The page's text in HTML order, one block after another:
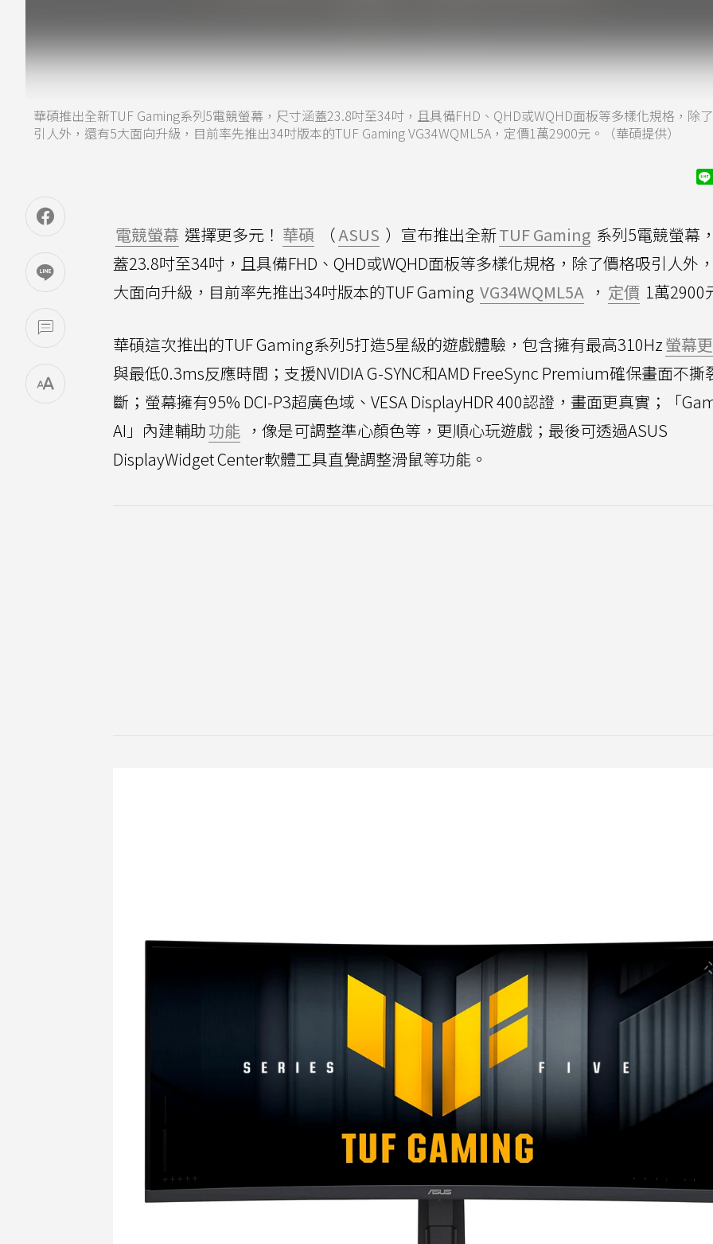
華碩推出全新TUF Gaming系列5電競螢幕，尺寸涵蓋23.8吋至34吋，且具備FHD、QHD或WQHD面板等多樣化規格，除
引人外，還有5大面向升級，目前率先推出34吋版本的TUF Gaming VG34WQML5A，定價1萬2900元。（華碩提供）
電競螢幕 選擇更多元！ 華碩 （ASUS ）宣布推出全新TUF Gaming 系列5電競螢幕
蓋23.8吋至34吋，且具備FHD、QHD或WQHD面板等多樣化規格，除了價格吸引人外
大面向升級，目前率先推出34吋版本的TUF Gaming VG34WQML5A ， 定價 1萬2900
華碩這次推出的TUF Gaming系列5打造5星級的遊戲體驗，包含擁有最高310Hz螢幕
與最低0.3ms反應時間；支援NVIDIA G-SYNC和AMD FreeSync Premium確保畫面不撕
斷；螢幕擁有95% DCI-P3超廣色域、VESA DisplayHDR 400認證，畫面更真實；「
AI」內建輔助功能 ，像是可調整準心顏色等，更順心玩遊戲；最後可透過ASUS
DisplayWidget Center軟體工具直覺調整滑鼠等功能。